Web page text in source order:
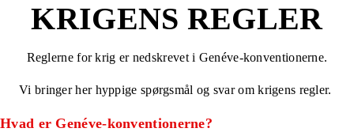
KRIGENS REGLER
Reglerne for krig er nedskrevet i Genéve-konventionerne.
Vi bringer her hyppige spørgsmål og svar om krigens regler.
Hvad er Genéve-konventionerne?